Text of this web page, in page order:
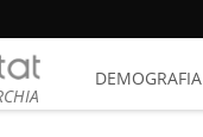
DEMOGRAFIA